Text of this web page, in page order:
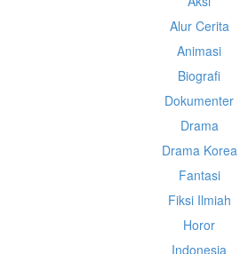
Alur Cerita
Animasi
Biografi
Dokumenter
Drama
Drama Korea
Fantasi
Fiksi Ilmiah
Horor
Indonesia